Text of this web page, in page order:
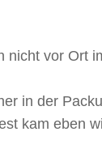
nicht vor Ort
in der
kam eben